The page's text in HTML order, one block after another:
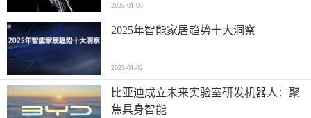
2025-01-03
2025年智能家居趋势十大洞察
2025-01-02
比亚迪成立未来实验室研发机器人：聚
焦具身智能